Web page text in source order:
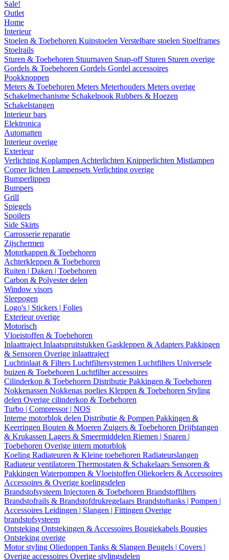
Sale!
Outlet
Home
Interieur
Stoelen & Toebehoren Kuipstoelen Verstelbare stoelen Stoelframes
Stoelrails
Sturen & Toebehoren Stuurnaven Snap-off Sturen Sturen overige
Gordels & Toebehoren Gordels Gordel accessoires
Pookknoppen
Meters & Toebehoren Meters Meterhouders Meters overige
Schakelmechanisme Schakelpook Rubbers & Hoezen
Schakelstangen
Interieur bars
Elektronica
Automatten
Interieur overige
Exterieur
Verlichting Koplampen Achterlichten Knipperlichten Mistlampen
Corner lichten Lampensets Verlichting overige
Bumperlippen
Bumpers
Grill
Spiegels
Spoilers
Side Skirts
Carrosserie reparatie
Zijschermen
Motorkappen & Toebehoren
Achterkleppen & Toebehoren
Ruiten | Daken | Toebehoren
Carbon & Polyester delen
Window visors
Sleepogen
Logo's | Stickers | Folies
Exterieur overige
Motorisch
Vloeistoffen & Toebehoren
Inlaattraject Inlaatspruitstukken Gaskleppen & Adapters Pakkingen
& Sensoren Overige inlaattraject
Luchtinlaat & Filters Luchtfiltersystemen Luchtfilters Universele
buizen & Toebehoren Luchtfilter accessoires
Cilinderkop & Toebehoren Distributie Pakkingen & Toebehoren
Nokkenassen Nokkenas poelies Kleppen & Toebehoren Styling
delen Overige cilinderkop & Toebehoren
Turbo | Compressor | NOS
Interne motorblok delen Distributie & Pompen Pakkingen &
Keerringen Bouten & Moeren Zuigers & Toebehoren Drijfstangen
& Krukassen Lagers & Smeermiddelen Riemen | Snaren |
Toebehoren Overige intern motorblok
Koeling Radiateuren & Kleine toebehoren Radiateurslangen
Radiateur ventilatoren Thermostaten & Schakelaars Sensoren &
Pakkingen Waterpompen & Vloeistoffen Oliekoelers & Accessoires
Accessoires & Overige koelingsdelen
Brandstofsysteem Injectoren & Toebehoren Brandstoffilters
Brandstofrails & Brandstofdrukregelaars Brandstoftanks | Pompen |
Accessoires Leidingen | Slangen | Fittingen Overige
brandstofsysteem
Ontsteking Ontstekingen & Accessoires Bougiekabels Bougies
Ontsteking overige
Motor styling Oliedoppen Tanks & Slangen Beugels | Covers |
Overige accessoires Overige stylingsdelen